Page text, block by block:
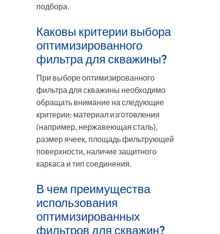
подбора.
Каковы критерии выбора
оптимизированного
фильтра для скважины?
При выборе оптимизированного
фильтра для скважины необходимо
обращать внимание на следующие
критерии: материал изготовления
(например, нержавеющая сталь),
размер ячеек, площадь фильтрующей
поверхности, наличие защитного
каркаса и тип соединения.
В чем преимущества
использования
оптимизированных
фильтров для скважин?